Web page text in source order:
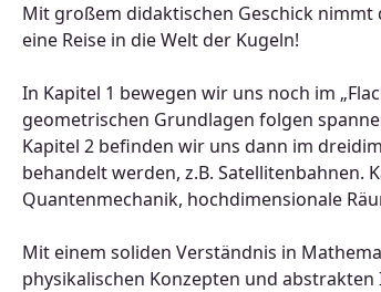
Mit großem didaktischen Geschick
eine Reise in die Welt der Kugeln!
In Kapitel 1 bewegen wir uns noch im
geometrischen Grundlagen folgen
Kapitel 2 befinden wir uns dann im
behandelt werden, z.B. Satellitenbahnen.
Quantenmechanik, hochdimensionale
Mit einem soliden Verständnis in
physikalischen Konzepten und